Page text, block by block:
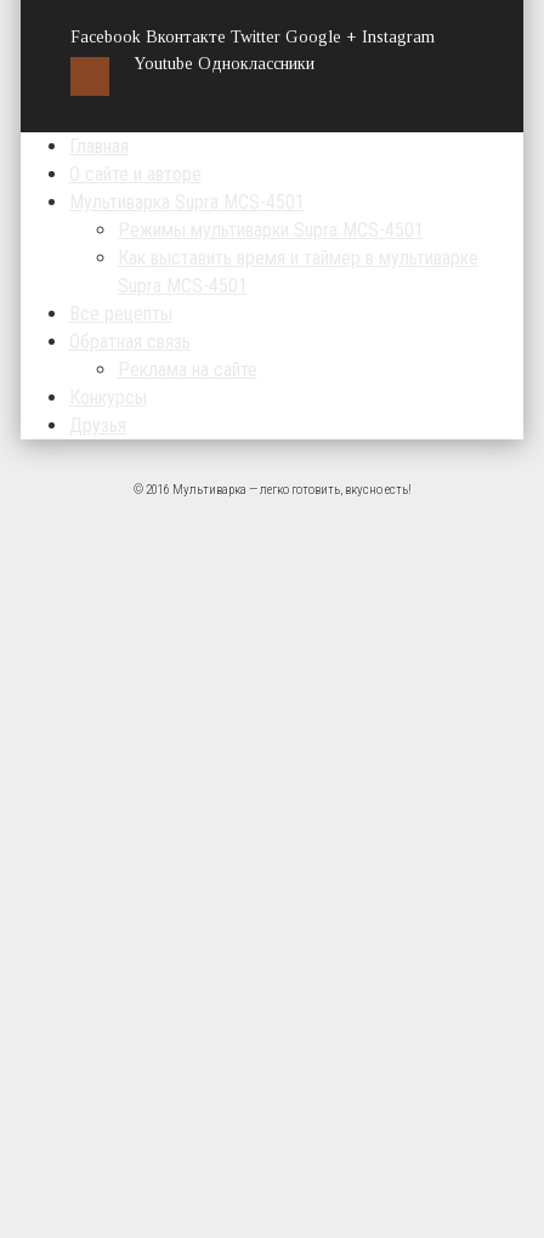
Facebook Вконтакте Twitter Google + Instagram
Youtube Одноклассники
© 2016 Мультиварка — легко готовить, вкусно есть!